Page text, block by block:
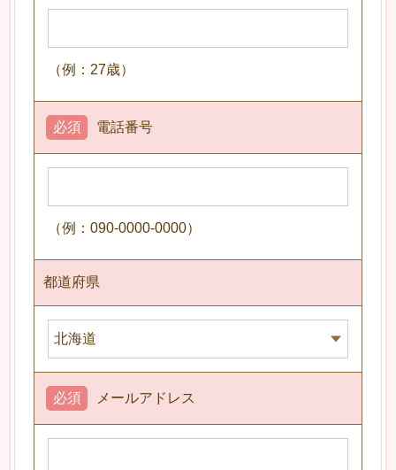
（例：27歳）
電話番号
必須
（例：090-0000-0000）
都道府県
メールアドレス
必須